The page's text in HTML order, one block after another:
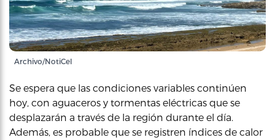
Archivo/NotiCel
Se espera que las condiciones variables continúen
hoy, con aguaceros y tormentas eléctricas que se
desplazarán a través de la región durante el día.
Además, es probable que se registren índices de calor